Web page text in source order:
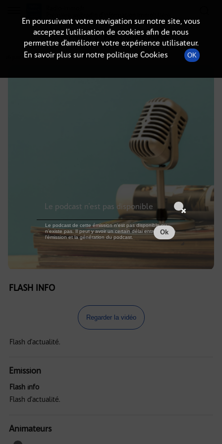
DÉTAILS DE L'ÉPISODE
26 juin 2025 à 11h59, durée : Invalid date
FLASH INFO
Regarder la vidéo
Flash d'actualité.
Emission
Flash info
Flash d'actualité.
Animateurs
En poursuivant votre navigation sur notre site, vous
acceptez l’utilisation de cookies afin de nous
permettre d’améliorer votre expérience utilisateur.
En savoir plus sur notre politique Cookies
OK
Le podcast n'est pas disponible
Le podcast de cette émission n'est pas disponible ou
n'existe pas. Il peut y avoir un certain délai entre la fin de
l'émission et la génération du podcast.
Ok